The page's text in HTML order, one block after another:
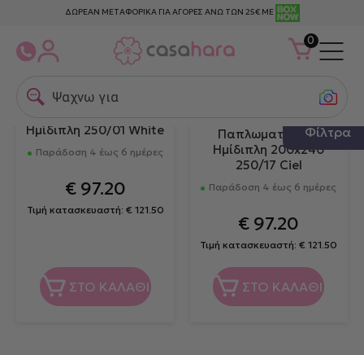
ΔΩΡΕΑΝ ΜΕΤΑΦΟΡΙΚΑ ΓΙΑ ΑΓΟΡΕΣ ΑΝΩ ΤΩΝ 25€ ΜΕ
0
Ψαχνω για πετ
Down Town
Ημίδιπλη 250/01 White
Παράδοση 4 έως 6 ημέρες
€97.20
Τιμή κατασκευαστή: € 121.50
ΣΤΟ ΚΑΛΑΘΙ
Παπλωματοθήκη
Ημίδιπλη 200x240
250/17 Ciel
Παράδοση 4 έως 6 ημέρες
€ 97.20
Τιμή κατασκευαστή:€ 121.50
ΣΤΟ ΚΑΛΑΘΙ
Φίλτρα